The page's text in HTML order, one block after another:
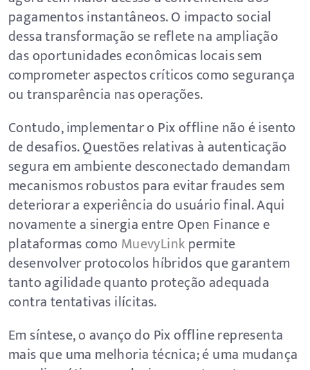
pagamentos instantâneos. O impacto social
dessa transformação se reflete na ampliação
das oportunidades econômicas locais sem
comprometer aspectos críticos como segurança
ou transparência nas operações.
Contudo, implementar o Pix offline não é isento
de desafios. Questões relativas à autenticação
segura em ambiente desconectado demandam
mecanismos robustos para evitar fraudes sem
deteriorar a experiência do usuário final. Aqui
novamente a sinergia entre Open Finance e
plataformas como MuevyLinkpermite
desenvolver protocolos híbridos que garantem
tanto agilidade quanto proteção adequada
contra tentativas ilícitas.
Em síntese, o avanço do Pix offline representa
mais que uma melhoria técnica; é uma mudança